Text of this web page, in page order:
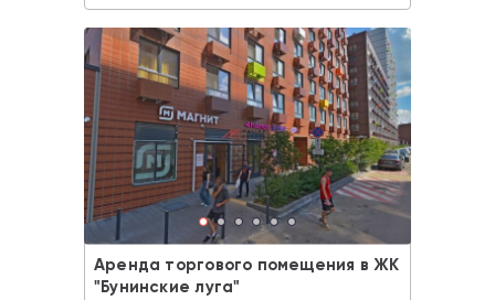
Аренда торгового помещения в ЖК
"Бунинские луга"